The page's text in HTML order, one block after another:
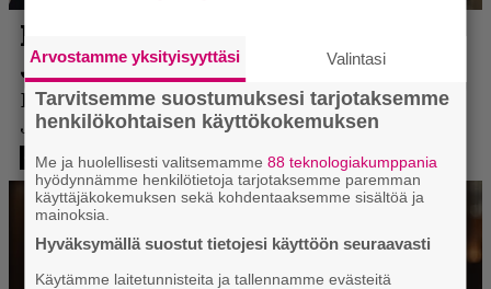
Arvostamme yksityisyyttäsi Valintasi
Tarvitsemme suostumuksesi tarjotaksemme
henkilökohtaisen käyttökokemuksen
Me ja huolellisesti valitsemamme88 teknologiakumppania
hyödynnämme henkilötietoja tarjotaksemme paremman
käyttäjäkokemuksen sekä kohdentaaksemme sisältöä ja
mainoksia.
Hyväksymällä suostut tietojesi käyttöön seuraavasti
Käytämme laitetunnisteita ja tallennamme evästeitä